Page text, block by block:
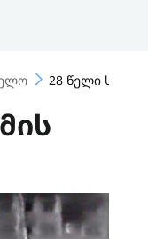
28 წელი